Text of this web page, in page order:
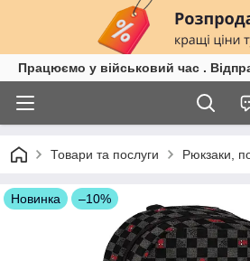
Працюємо у військовий час .
Товари та послуги Рюкзаки,
Новинка –10%